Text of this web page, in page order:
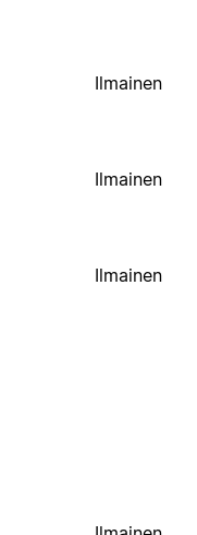
Ilmainen
Ilmainen
Ilmainen